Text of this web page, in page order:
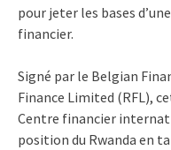
pour jeter les bases
financier.
Signé par le Belgian
Finance Limited (RFL),
Centre financier
position du Rwanda en